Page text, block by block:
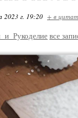
2023 г. 19:20 + в
все